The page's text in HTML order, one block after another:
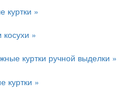
куртки »
косухи »
куртки ручной выделки »
куртки »